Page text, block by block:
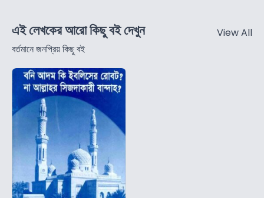
এই লেখকের আরো কিছু বই দেখুন
বর্তমানে জনপ্রিয় কিছু বই
View All